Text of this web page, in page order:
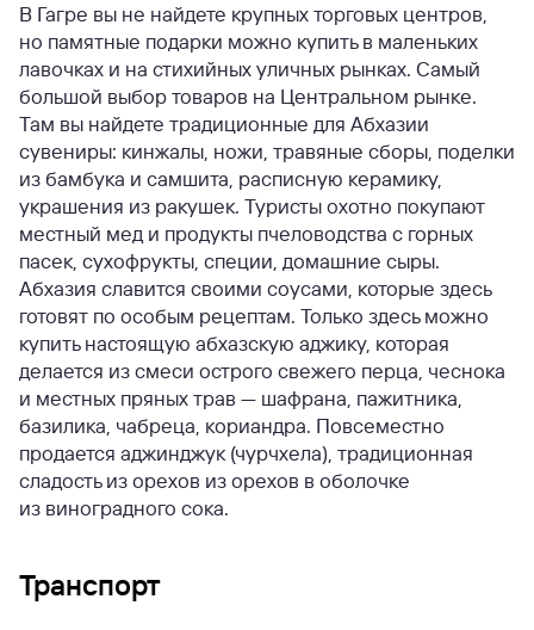
В Гагре вы не найдете крупных торговых центров,
но памятные подарки можно купить в маленьких
лавочках и на стихийных уличных рынках. Самый
большой выбор товаров на Центральном рынке.
Там вы найдете традиционные для Абхазии
сувениры: кинжалы, ножи, травяные сборы, поделки
из бамбука и самшита, расписную керамику,
украшения из ракушек. Туристы охотно покупают
местный мед и продукты пчеловодства с горных
пасек, сухофрукты, специи, домашние сыры.
Абхазия славится своими соусами, которые здесь
готовят по особым рецептам. Только здесь можно
купить настоящую абхазскую аджику, которая
делается из смеси острого свежего перца, чеснока
и местных пряных трав — шафрана, пажитника,
базилика, чабреца, кориандра. Повсеместно
продается аджинджук (чурчхела), традиционная
сладость из орехов из орехов в оболочке
из виноградного сока.
Транспорт